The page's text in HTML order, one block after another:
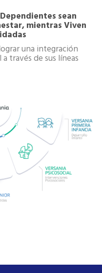
sean
mientras Viven
una integración
través de sus líneas